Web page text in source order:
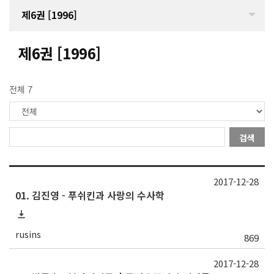
제6권 [1996]
제6권 [1996]
전체 7
검색
01. 김진영 - 푸쉬킨과 사랑의 수사학
rusins 869
2017-12-28
2017-12-28